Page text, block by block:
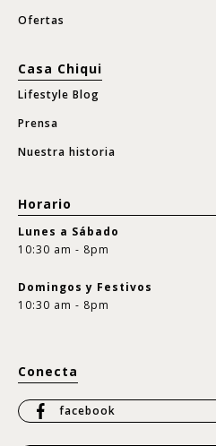
Ofertas
Casa Chiqui
Lifestyle Blog
Prensa
Nuestra historia
Horario
Lunes a Sábado
10:30 am - 8pm
Domingos y Festivos
10:30 am - 8pm
Conecta
facebook